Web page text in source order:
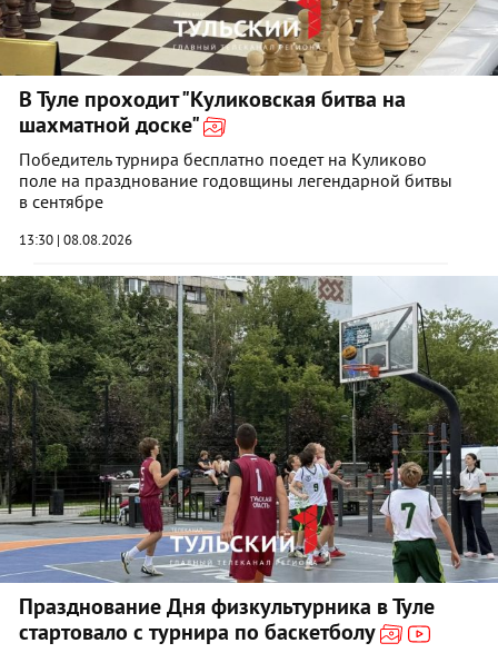
В Туле проходит "Куликовская битва на
шахматной доске"
Победитель турнира бесплатно поедет на Куликово
поле на празднование годовщины легендарной битвы
в сентябре
13:30 | 08.08.2026
Празднование Дня физкультурника в Туле
стартовало с турнира по баскетболу